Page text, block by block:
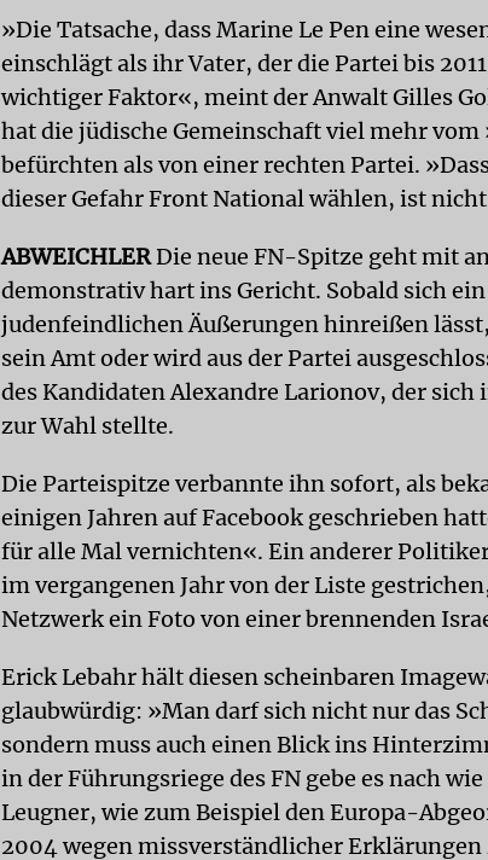
»Die Tatsache, dass Marine Le Pen eine
einschlägt als ihr Vater, der die Partei bis
wichtiger Faktor«, meint der Anwalt Gilles
hat die jüdische Gemeinschaft viel mehr
befürchten als von einer rechten Partei.
dieser Gefahr Front National wählen, ist
ABWEICHLERDie neue FN-Spitze geht mit
demonstrativ hart ins Gericht. Sobald sich
judenfeindlichen Äußerungen hinreißen
sein Amt oder wird aus der Partei
des Kandidaten Alexandre Larionov, der sich
zur Wahl stellte.
Die Parteispitze verbannte ihn sofort, als
einigen Jahren auf Facebook geschrieben
für alle Mal vernichten«. Ein anderer
im vergangenen Jahr von der Liste
Netzwerk ein Foto von einer brennenden
Erick Lebahr hält diesen scheinbaren
glaubwürdig: »Man darf sich nicht nur das
sondern muss auch einen Blick ins
in der Führungsriege des FN gebe es nach
Leugner, wie zum Beispiel den Europa-
2004 wegen missverständlicher